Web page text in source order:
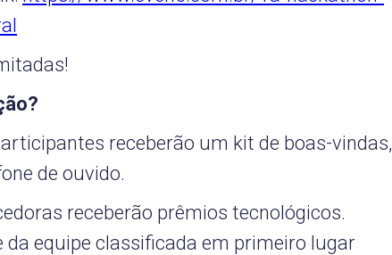
receberão um kit de boas-vindas,
de ouvido.
receberão prêmios tecnológicos.
da equipe classificada em primeiro lugar